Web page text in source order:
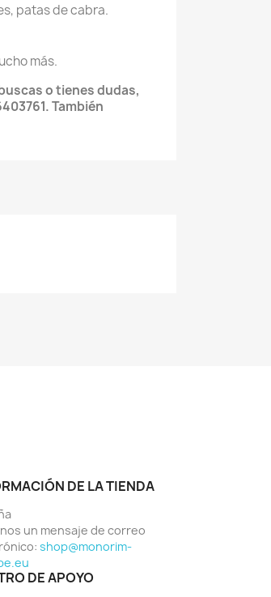
patas de cabra.
más.
o tienes dudas,
También
DE LA TIENDA
un mensaje de correo
shop@monorim-
DE APOYO